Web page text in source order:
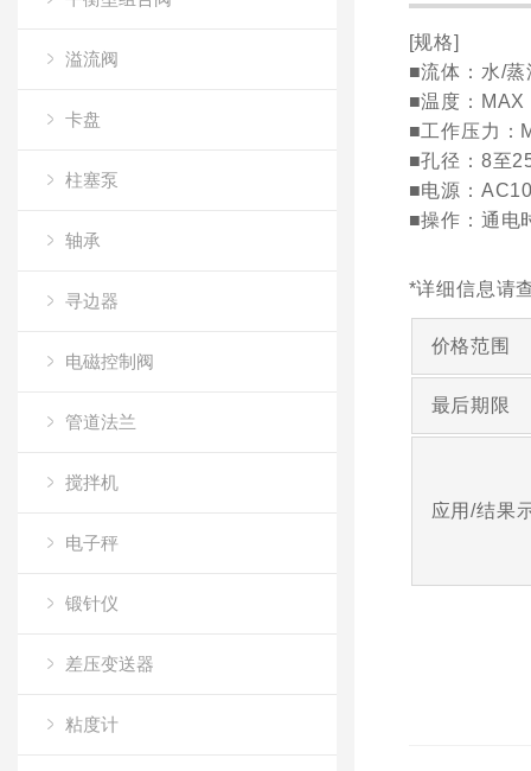
溢流阀
卡盘
柱塞泵
轴承
寻边器
电磁控制阀
管道法兰
搅拌机
电子秤
锻针仪
差压变送器
粘度计
[规格]
■流体：水/蒸
■温度：
■工作压力：
■孔径：8至
■电源：
■操作：通电
*详细信息请
价格范围
最后期限
应用/结果